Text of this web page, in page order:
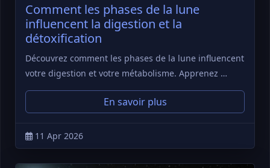
Comment les phases de la lune
influencent la digestion et la
détoxification
Découvrez comment les phases de la lune influencent
votre digestion et votre métabolisme. Apprenez …
En savoir plus
11 Apr 2026